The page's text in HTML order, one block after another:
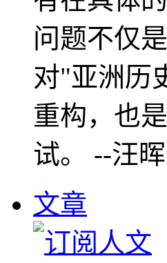
问题不仅
对"亚洲历
重构，也
试。 --汪
文章